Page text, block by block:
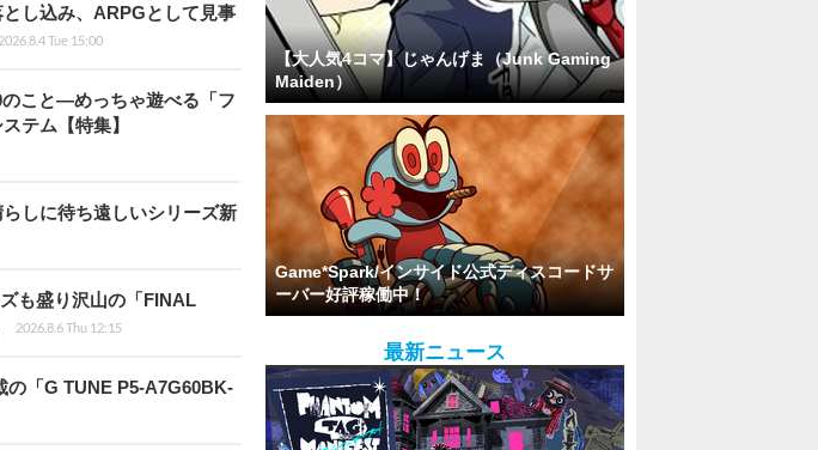
し込み、ARPGとして見事
2026.8.4 Tue 15:00
のこと―めっちゃ遊べる「フ
テム【特集】
しに待ち遠しいシリーズ新
も盛り沢山の「FINAL
2026.8.6 Thu 12:15
「G TUNE P5-A7G60BK-
【大人気4コマ】じゃんげま（Junk Gaming
Maiden）
Game*Spark/インサイド公式ディスコードサ
ーバー好評稼働中！
最新ニュース